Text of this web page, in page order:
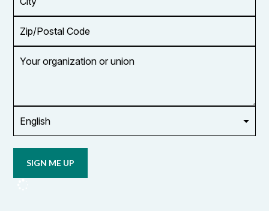
Code
organization